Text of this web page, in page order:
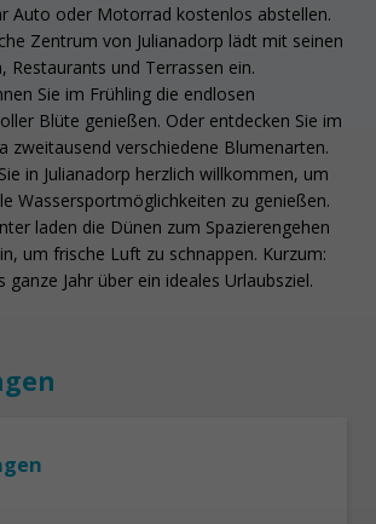
Auto oder Motorrad kostenlos abstellen.
Zentrum von Julianadorp lädt mit seinen
Restaurants und Terrassen ein.
Sie im Frühling die endlosen
Blüte genießen. Oder entdecken Sie im
zweitausend verschiedene Blumenarten.
in Julianadorp herzlich willkommen, um
Wassersportmöglichkeiten zu genießen.
laden die Dünen zum Spazierengehen
um frische Luft zu schnappen. Kurzum:
ganze Jahr über ein ideales Urlaubsziel.